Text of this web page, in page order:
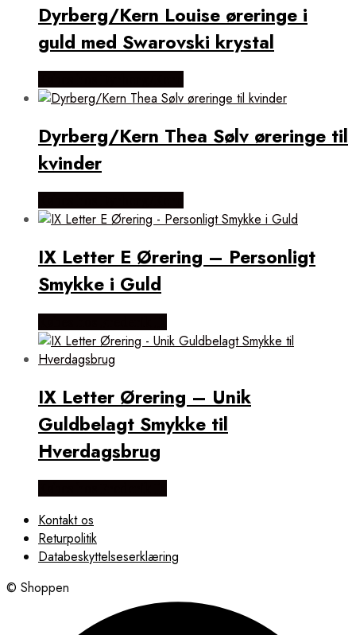
Dyrberg/Kern Louise øreringe i
guld med Swarovski krystal
Dyrberg/Kern Thea Sølv øreringe til
kvinder
IX Letter E Ørering – Personligt
Smykke i Guld
IX Letter Ørering – Unik
Guldbelagt Smykke til
Hverdagsbrug
Kontakt os
Returpolitik
Databeskyttelseserklæring
© Shoppen